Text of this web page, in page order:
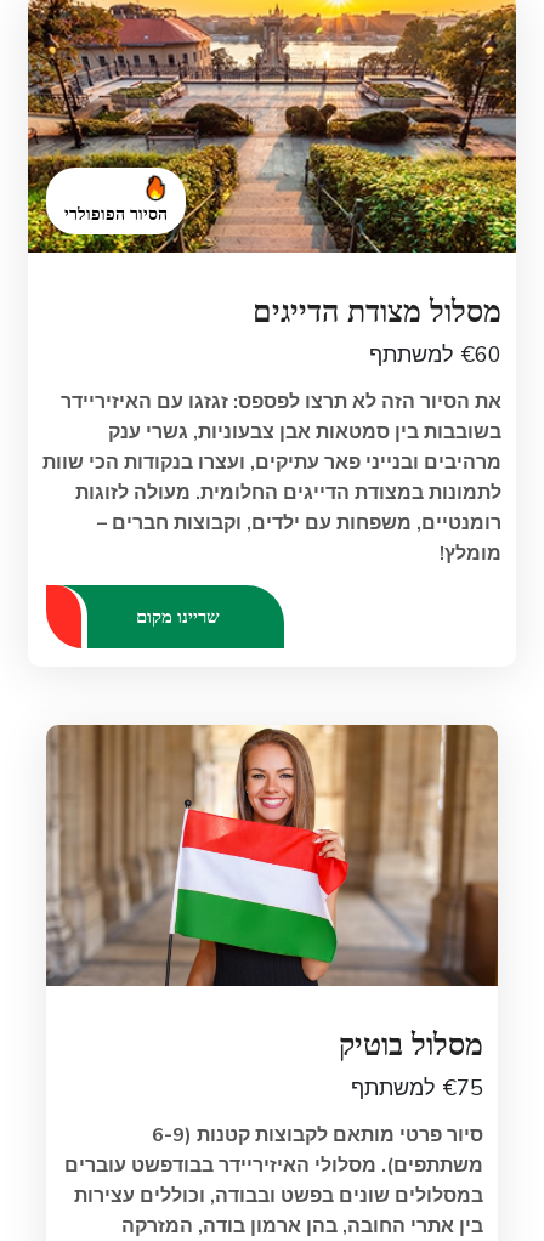
הסיור הפופולרי
מסלול מצודת הדייגים
€60 למשתתף
את הסיור הזה לא תרצו לפספס: זגזגו עם האיזיריידר
בשובבות בין סמטאות אבן צבעוניות, גשרי ענק
מרהיבים ובנייני פאר עתיקים, ועצרו בנקודות הכי שוות
לתמונות במצודת הדייגים החלומית. מעולה לזוגות
רומנטיים, משפחות עם ילדים, וקבוצות חברים –
מומלץ!
שריינו מקום
מסלול בוטיק
€75 למשתתף
סיור פרטי מותאם לקבוצות קטנות (6-9
משתתפים). מסלולי האיזיריידר בבודפשט עוברים
במסלולים שונים בפשט ובבודה, וכוללים עצירות
בין אתרי החובה, בהן ארמון בודה, המזרקה